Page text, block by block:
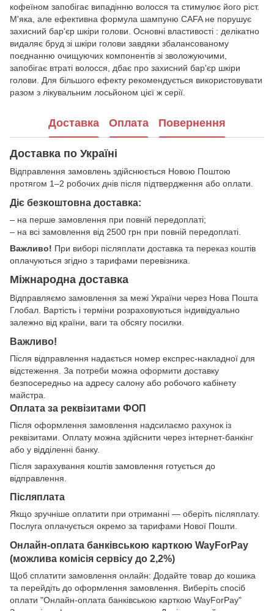
кофеїном запобігає випадінню волосся та стимулює його ріст.
М'яка, але ефективна формула шампуню CAFA не порушує
захисний бар'єр шкіри голови. Основні властивості : делікатно
видаляє бруд зі шкіри голови завдяки збалансованому
поєднанню очищуючих компонентів зі зволожуючими,
запобігає втраті волосся, дбає про захисний бар'єр шкіри
голови. Для більшого ефекту рекомендується використовувати
разом з лікувальним лосьйоном цієї ж серії.
Доставка Оплата Повернення
Доставка по Україні
Відправлення замовлень здійснюється Новою Поштою
протягом 1–2 робочих днів після підтвердження або оплати.
Діє безкоштовна доставка:
– на перше замовлення при повній передоплаті;
– на всі замовлення від 2500 грн при повній передоплаті.
Важливо! При виборі післяплати доставка та переказ коштів
оплачуються згідно з тарифами перевізника.
Міжнародна доставка
Відправляємо замовлення за межі України через Нова Пошта
Глобал. Вартість і терміни розраховуються індивідуально
залежно від країни, ваги та обсягу посилки.
Важливо!
Після відправлення надається номер експрес-накладної для
відстеження. За потреби можна оформити доставку
безпосередньо на адресу салону або робочого кабінету
майстра.
Оплата за реквізитами ФОП
Після оформлення замовлення надсилаємо рахунок із
реквізитами. Оплату можна здійснити через інтернет-банкінг
або у відділенні банку.
Після зарахування коштів замовлення готується до
відправлення.
Післяплата
Якщо зручніше оплатити при отриманні — оберіть післяплату.
Послуга оплачується окремо за тарифами Нової Пошти.
Онлайн-оплата банківською карткою WayForPay
(можлива комісія сервісу до 2,2%)
Щоб сплатити замовлення онлайн: Додайте товар до кошика
та перейдіть до оформлення замовлення. Виберіть спосіб
оплати "Онлайн-оплата банківською карткою WayForPay"